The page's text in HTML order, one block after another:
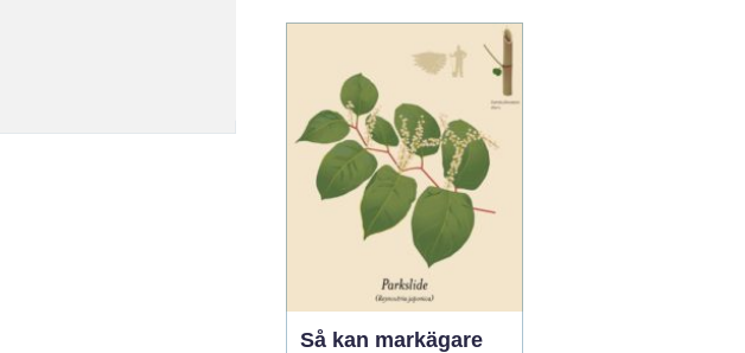
arbetsdagen, och många
medarbetare up...
Så kan markägare